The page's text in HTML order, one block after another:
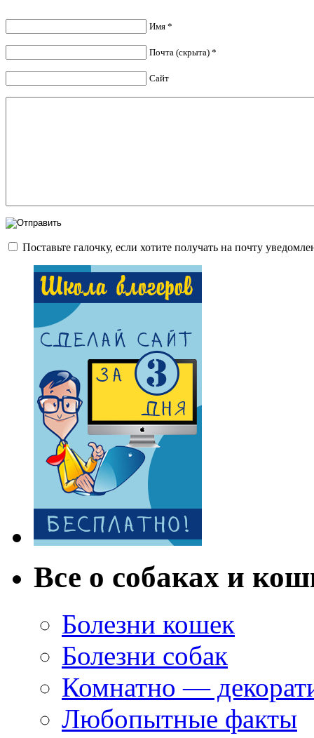
Имя *
Почта (скрыта) *
Сайт
Поставьте галочку, если хотите получать на почту
Все о собаках и
Болезни кошек
Болезни собак
Комнатно —
Любопытные факты